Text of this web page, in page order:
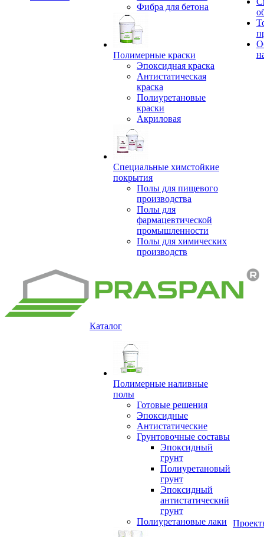
Фибра для бетона
Полимерные краски
Эпоксидная краска
Антистатическая
краска
Полиуретановые
краски
Акриловая
Специальные химстойкие
покрытия
Полы для пищевого
производства
Полы для
фармацевтической
промышленности
Полы для химических
производств
Каталог
Полимерные наливные
полы
Готовые решения
Эпоксидные
Антистатические
Грунтовочные составы
Эпоксидный
грунт
Полиуретановый
грунт
Эпоксидный
антистатический
грунт
Полиуретановые лаки